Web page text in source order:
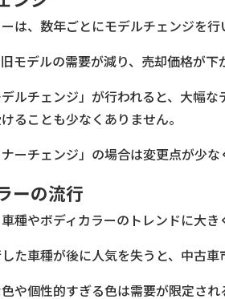
は、数年ごとにモデルチェンジを行
モデルの需要が減り、売却価格が下
ルチェンジ」が行われると、大幅
ることも少なくありません。
ーチェンジ」の場合は変更点が少
ーの流行
種やボディカラーのトレンドに大き
た車種が後に人気を失うと、中古車
や個性的すぎる色は需要が限定され